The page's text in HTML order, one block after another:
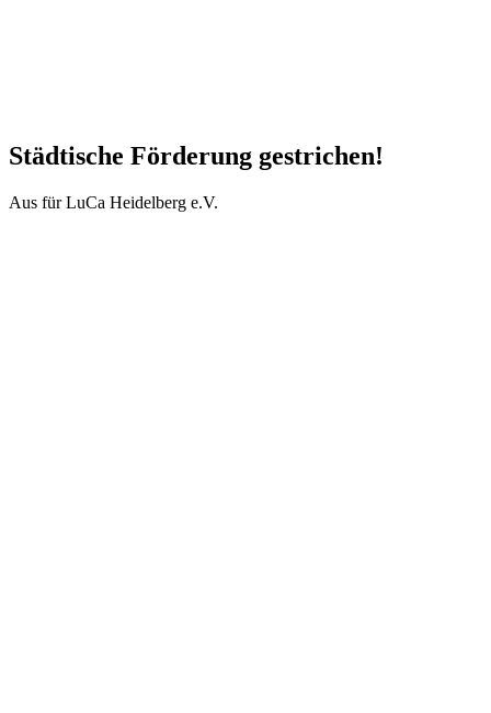
Städtische Förderung gestrichen!
Aus für LuCa Heidelberg e.V.